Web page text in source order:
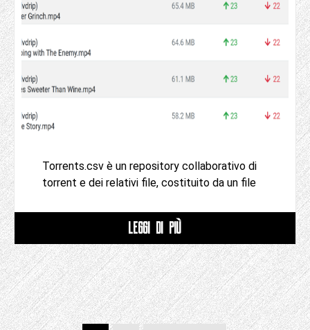
Torrents.csv è un repository collaborativo di
torrent e dei relativi file, costituito da un file
LEGGI DI PIÙ